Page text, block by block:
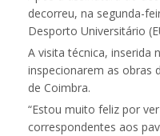
decorreu, na segunda-
Desporto Universitário
A visita técnica, inserida
inspecionarem as obras
de Coimbra.
“Estou muito feliz por
correspondentes aos